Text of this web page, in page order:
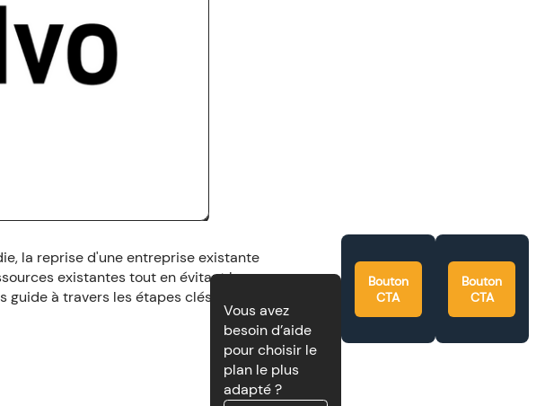
la reprise d'une entreprise existante
existantes tout en évitant les
à travers les étapes clés à
Vous avez
besoin d’aide
pour choisir le
plan le plus
adapté ?
Bouton
CTA
Bouton
CTA